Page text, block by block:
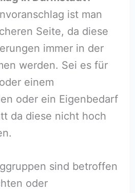
ist man
Seite, da diese
immer in der
werden. Sei es für
einem
oder ein Eigenbedarf
da diese nicht hoch
sind betroffen
oder